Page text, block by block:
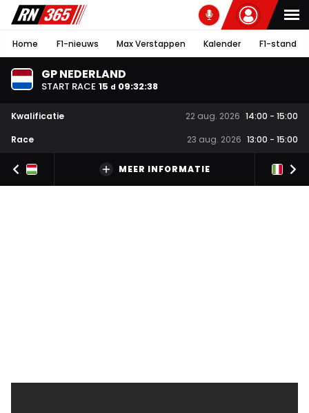
Home F1-nieuws Max Verstappen Kalender F1-stand
GP NEDERLAND
START RACE 15 d 09:32:38
Kwalificatie 22 aug. 2026 14:00 - 15:00
Race
23 aug. 2026 13:00 - 15:00
MEER INFORMATIE